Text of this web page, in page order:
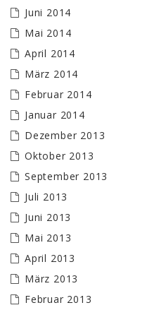
Juni 2014
Mai 2014
April 2014
März 2014
Februar 2014
Januar 2014
Dezember 2013
Oktober 2013
September 2013
Juli 2013
Juni 2013
Mai 2013
April 2013
März 2013
Februar 2013